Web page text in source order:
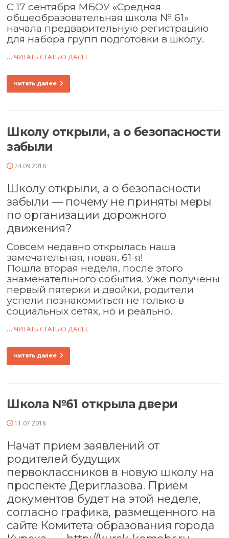
С 17 сентября МБОУ «Средняя
общеобразовательная школа № 61»
начала предварительную регистрацию
для набора групп подготовки в школу.
…ЧИТАТЬ СТАТЬЮ ДАЛЕЕ
читать далее
Школу открыли, а о безопасности
забыли
24.09.2018
Школу открыли, а о безопасности
забыли — почему не приняты меры
по организации дорожного
движения?
Совсем недавно открылась наша
замечательная, новая, 61-я!
Пошла вторая неделя, после этого
знаменательного события. Уже получены
первый пятерки и двойки, родители
успели познакомиться не только в
социальных сетях, но и реально.
…ЧИТАТЬ СТАТЬЮ ДАЛЕЕ
читать далее
Школа №61 открыла двери
11.07.2018
Начат прием заявлений от
родителей будущих
первоклассников в новую школу на
проспекте Дериглазова. Прием
документов будет на этой неделе,
согласно графика, размещенного на
сайте Комитета образования города